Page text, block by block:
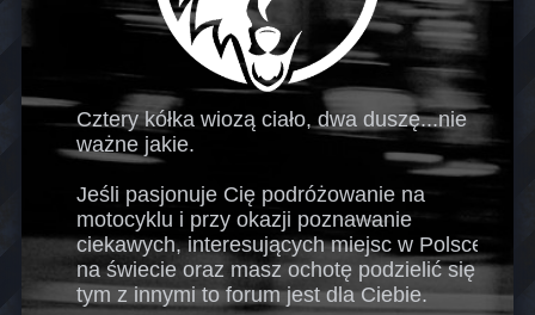
Cztery kółka wiozą ciało, dwa duszę...nie
ważne jakie.
Jeśli pasjonuje Cię podróżowanie na
motocyklu i przy okazji poznawanie
ciekawych, interesujących miejsc w Polsce i
na świecie oraz masz ochotę podzielić się
tym z innymi to forum jest dla Ciebie.